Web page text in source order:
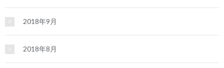
2018年9月
2018年8月